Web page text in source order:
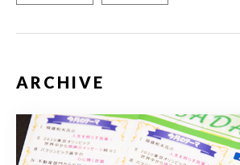
ARCHIVE